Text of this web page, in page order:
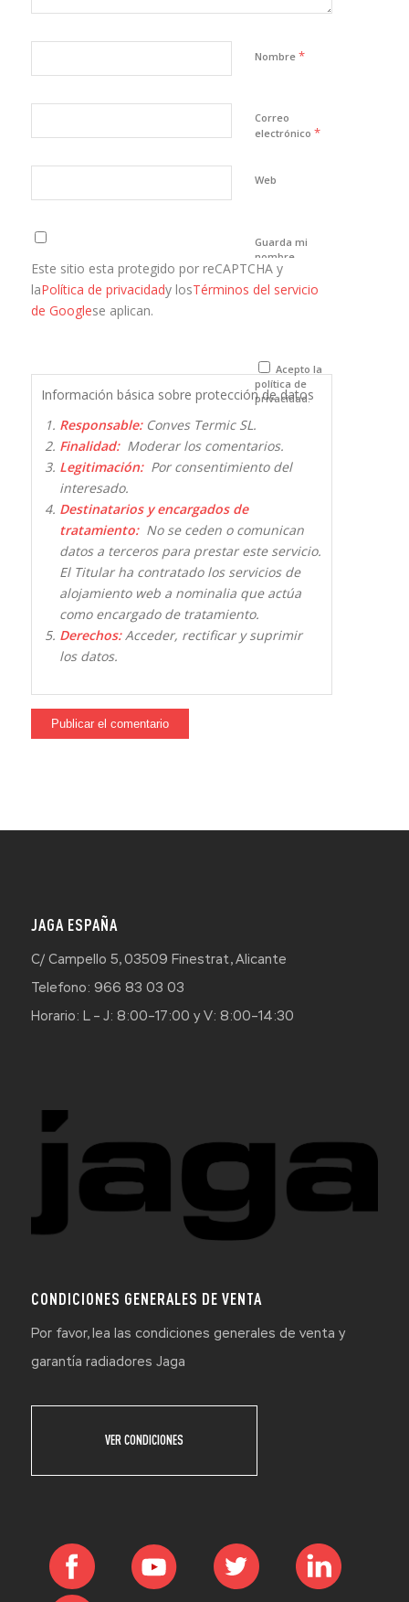
Nombre *
Correo
electrónico *
Web
Guarda mi
nombre,
correo
electrónico y
que comente.
Este sitio esta protegido por reCAPTCHA y
laPolítica de privacidady losTérminos del servicio
de Googlese aplican.
Acepto la
política de
privacidad.
Información básica sobre protección de datos
Responsable:Conves Termic SL.
Finalidad:Moderar los comentarios.
Legitimación:Por consentimiento del
interesado.
Destinatarios y encargados de
tratamiento:No se ceden o comunican
datos a terceros para prestar este servicio.
El Titular ha contratado los servicios de
alojamiento web a nominalia que actúa
como encargado de tratamiento.
Derechos:Acceder, rectificar y suprimir
los datos.
JAGA ESPAÑA
C/ Campello 5, 03509 Finestrat, Alicante
Telefono: 966 83 03 03
Horario: L – J: 8:00–17:00 y V: 8:00–14:30
CONDICIONES GENERALES DE VENTA
Por favor, lea las condiciones generales de venta y
garantía radiadores Jaga
VER CONDICIONES